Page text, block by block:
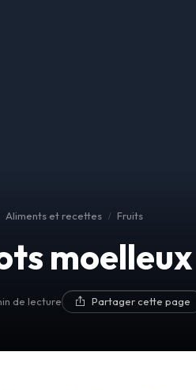
Aliments et recettes Fruits
de lecture Partager cette page